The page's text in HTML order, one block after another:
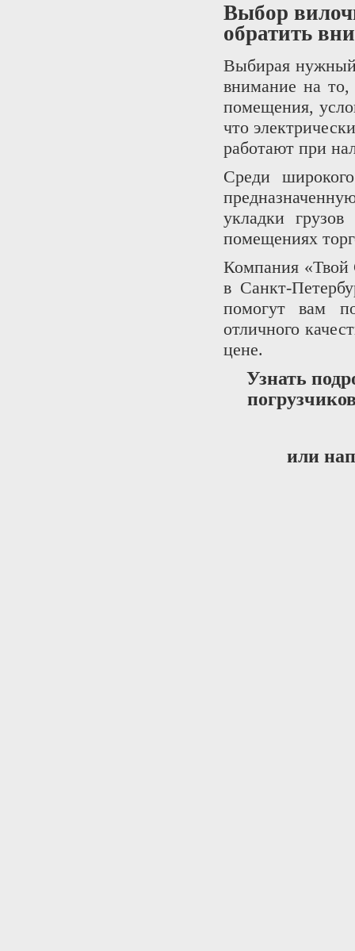
Выбор
обратить
Выбирая нужный
внимание на то,
помещения,
что
работают при
Среди
укладки
помещениях
Компания «Твой
в Санкт-
помогут вам
отличного
цене.
Узнать
или